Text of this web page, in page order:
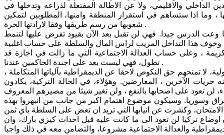
والاقليمي، ولا عن الاطالة المفتعلة لذراعه وتدخلها في
اذا ستساهم في استقرار المنطقة وامنها، المطلوبين لتمكين
شعوبها من رسم طريقها وفقا لارادتها الحرة .
الدرس جيدا. فهي لن تقبل بعد الآن بقيود تفرض عليها لتنمط
بقلق وخوف هذا التداخل المريب لراس المال والسلطة على حساب اغلبية
، وعلى حساب العدالة الاجتماعية التي ما زالت في اجازة قد
تطول، فهي ليست بعد على اجندة الحاكمين عندنا .
لا تمنحهم حق النكوص لاحقا عن الديمقراطية بآلياتها المتكاملة ،
الآخرين ، المعارضين. وهؤلاء، في الحالة التركية، يكادون
وسوريا. وسيكون موضوع اهتمام اكبر من جانب من انبهروا بهذه
اوضاع تركيا لن تعود الى ما كانت عليه قبل احداث كيزي بارك، وان